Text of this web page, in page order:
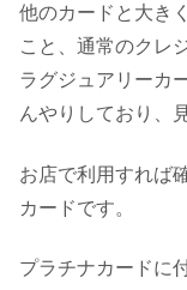
他のカードと大き
こと、通常のクレ
ラグジュアリーカ
んやりしており、
お店で利用すれば
カードです。
プラチナカードに